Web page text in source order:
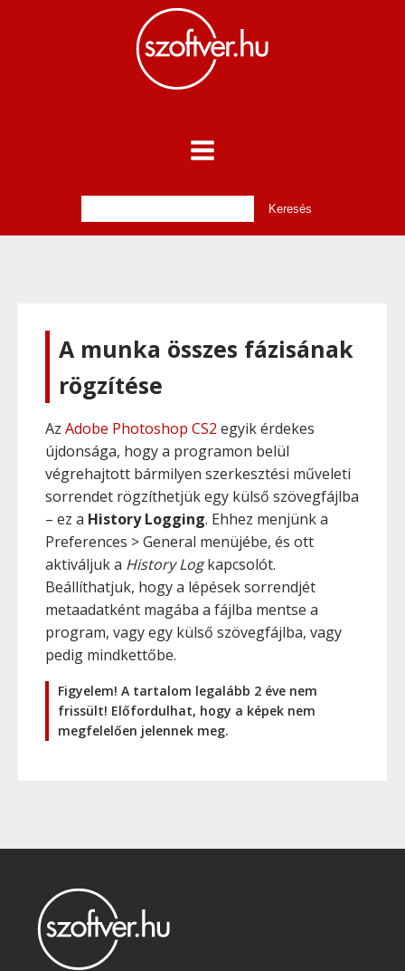
A munka összes fázisának
rögzítése
Az Adobe Photoshop CS2 egyik érdekes
újdonsága, hogy a programon belül
végrehajtott bármilyen szerkesztési műveleti
sorrendet rögzíthetjük egy külső szövegfájlba
– ez a History Logging. Ehhez menjünk a
Preferences > General menüjébe, és ott
aktiváljuk a History Logkapcsolót.
Beállíthatjuk, hogy a lépések sorrendjét
metaadatként magába a fájlba mentse a
program, vagy egy külső szövegfájlba, vagy
pedig mindkettőbe.
Figyelem! A tartalom legalább 2 éve nem
frissült! Előfordulhat, hogy a képek nem
megfelelően jelennek meg.